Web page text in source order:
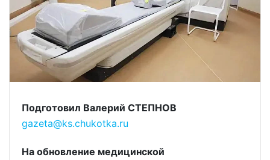
Подготовил Валерий СТЕПНОВ
gazeta@ks.chukotka.ru
На обновление медицинской